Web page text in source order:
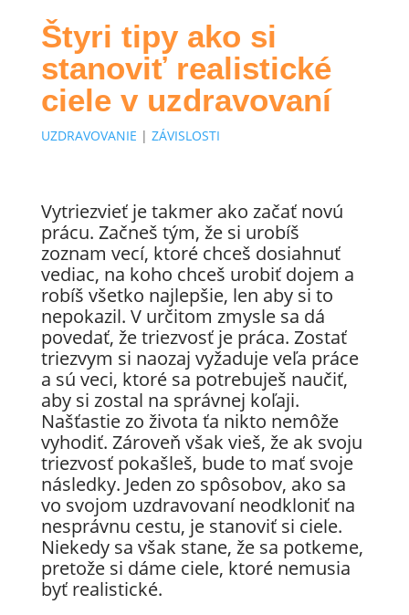
Štyri tipy ako si
stanoviť realistické
ciele v uzdravovaní
UZDRAVOVANIE | ZÁVISLOSTI
Vytriezvieť je takmer ako začať novú
prácu. Začneš tým, že si urobíš
zoznam vecí, ktoré chceš dosiahnuť
vediac, na koho chceš urobiť dojem a
robíš všetko najlepšie, len aby si to
nepokazil. V určitom zmysle sa dá
povedať, že triezvosť je práca. Zostať
triezvym si naozaj vyžaduje veľa práce
a sú veci, ktoré sa potrebuješ naučiť,
aby si zostal na správnej koľaji.
Našťastie zo života ťa nikto nemôže
vyhodiť. Zároveň však vieš, že ak svoju
triezvosť pokašleš, bude to mať svoje
následky. Jeden zo spôsobov, ako sa
vo svojom uzdravovaní neodkloniť na
nesprávnu cestu, je stanoviť si ciele.
Niekedy sa však stane, že sa potkeme,
pretože si dáme ciele, ktoré nemusia
byť realistické.